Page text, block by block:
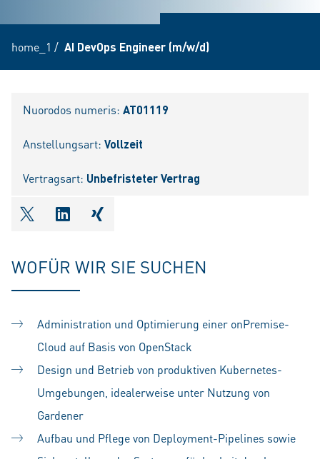
home_1 / AI DevOps Engineer (m/w/d)
Nuorodos numeris: AT01119
Anstellungsart: Vollzeit
Vertragsart: Unbefristeter Vertrag
shareOntwitter
shareOnlinkedIn
shareOnxing
WOFÜR WIR SIE SUCHEN
Administration und Optimierung einer onPremise-
Cloud auf Basis von OpenStack
Design und Betrieb von produktiven Kubernetes-
Umgebungen, idealerweise unter Nutzung von
Gardener
Aufbau und Pflege von Deployment-Pipelines sowie